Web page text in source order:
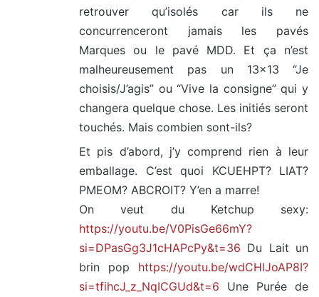
retrouver qu’isolés car ils ne
concurrenceront jamais les pavés
Marques ou le pavé MDD. Et ça n’est
malheureusement pas un 13×13 “Je
choisis/J’agis” ou “Vive la consigne” qui y
changera quelque chose. Les initiés seront
touchés. Mais combien sont-ils?
Et pis d’abord, j’y comprend rien à leur
emballage. C’est quoi KCUEHPT? LIAT?
PMEOM? ABCROIT? Y’en a marre!
On veut du Ketchup sexy:
https://youtu.be/V0PisGe66mY?
si=DPasGg3J1cHAPcPy&t=36 Du Lait un
brin pop https://youtu.be/wdCHlJoAP8I?
si=tfihcJ_z_NqICGUd&t=6 Une Purée de